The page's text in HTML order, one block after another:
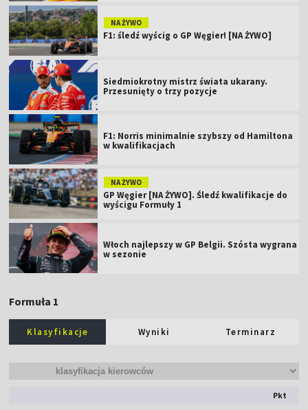
NA ŻYWO
F1: śledź wyścig o GP Węgier! [NA ŻYWO]
Siedmiokrotny mistrz świata ukarany.
Przesunięty o trzy pozycje
F1: Norris minimalnie szybszy od Hamiltona
w kwalifikacjach
NA ŻYWO
GP Węgier [NA ŻYWO]. Śledź kwalifikacje do
wyścigu Formuły 1
Włoch najlepszy w GP Belgii. Szósta wygrana
w sezonie
Formuła 1
Klasyfikacje Wyniki Terminarz
Pkt